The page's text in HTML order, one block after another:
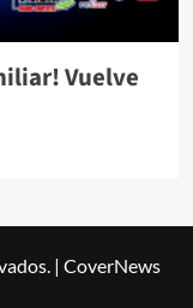
Vuelve
| CoverNews